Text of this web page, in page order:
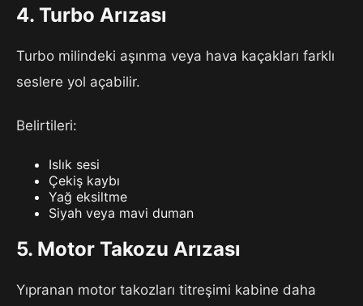
4. Turbo Arızası
Turbo milindeki aşınma veya hava kaçakları farklı
seslere yol açabilir.
Belirtileri:
Islık sesi
Çekiş kaybı
Yağ eksiltme
Siyah veya mavi duman
5. Motor Takozu Arızası
Yıpranan motor takozları titreşimi kabine daha